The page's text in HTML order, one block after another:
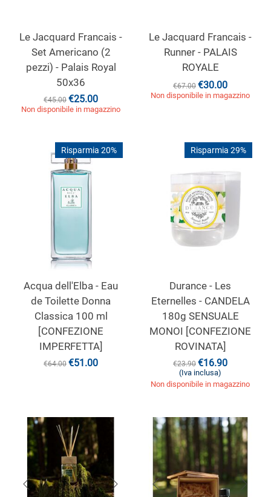
Le Jacquard Francais -
Set Americano (2
pezzi) - Palais Royal
50x36
€45.00 €25.00
Non disponibile in magazzino
Le Jacquard Francais -
Runner - PALAIS
ROYALE
€67.00 €30.00
Non disponibile in magazzino
Risparmia 20%
Acqua dell'Elba - Eau
de Toilette Donna
Classica 100 ml
[CONFEZIONE
IMPERFETTA]
€64.00 €51.00
Risparmia 29%
Durance - Les
Eternelles - CANDELA
180g SENSUALE
MONOI [CONFEZIONE
ROVINATA]
€23.90 €16.90
(Iva inclusa)
Non disponibile in magazzino